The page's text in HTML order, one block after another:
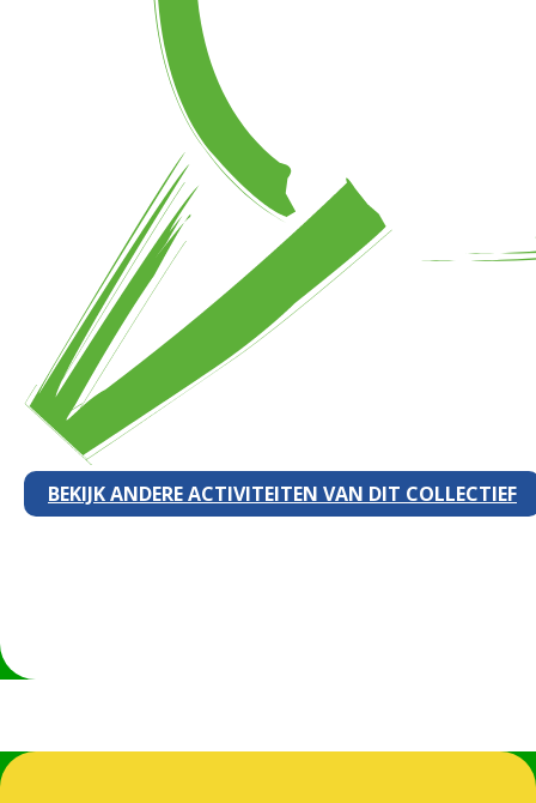
BEKIJK ANDERE ACTIVITEITEN VAN DIT COLLECTIEF